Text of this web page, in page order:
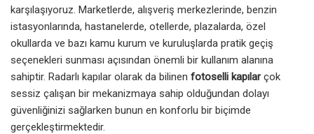
karşılaşıyoruz. Marketlerde, alışveriş merkezlerinde, benzin
istasyonlarında, hastanelerde, otellerde, plazalarda, özel
okullarda ve bazı kamu kurum ve kuruluşlarda pratik geçiş
seçenekleri sunması açısından önemli bir kullanım alanına
sahiptir. Radarlı kapılar olarak da bilinen fotoselli kapılarçok
sessiz çalışan bir mekanizmaya sahip olduğundan dolayı
güvenliğinizi sağlarken bunun en konforlu bir biçimde
gerçekleştirmektedir.